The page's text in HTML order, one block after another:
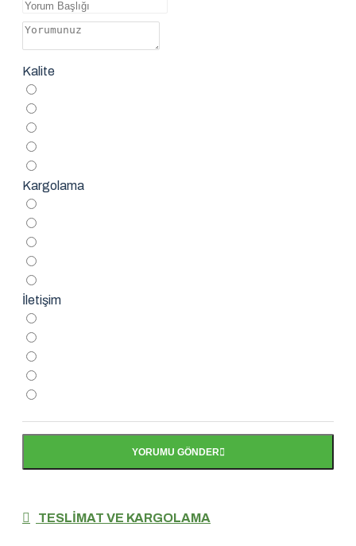
Kalite
Kargolama
İletişim
YORUMU GÖNDER
TESLIMAT VE KARGOLAMA